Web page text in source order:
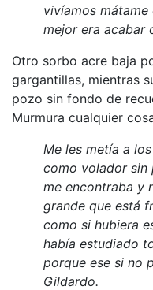
vivíamos
mejor era acabar
Otro sorbo acre baja
gargantillas, mientras
pozo sin fondo de
Murmura cualquier
Me les metía a
como volador sin
me encontraba y
grande que está
como si hubiera
había estudiado
porque ese si no
Gildardo.